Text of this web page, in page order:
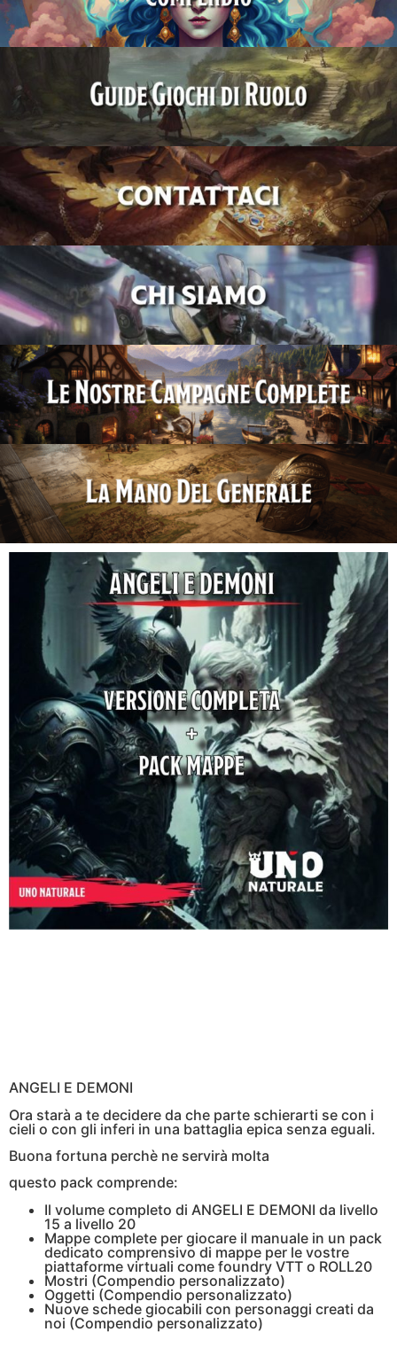
ANGELI E DEMONI
Ora starà a te decidere da che parte schierarti se con i
cieli o con gli inferi in una battaglia epica senza eguali.
Buona fortuna perchè ne servirà molta
questo pack comprende:
Il volume completo di ANGELI E DEMONI da livello
15 a livello 20
Mappe complete per giocare il manuale in un pack
dedicato comprensivo di mappe per le vostre
piattaforme virtuali come foundry VTT o ROLL20
Mostri (Compendio personalizzato)
Oggetti (Compendio personalizzato)
Nuove schede giocabili con personaggi creati da
noi (Compendio personalizzato)